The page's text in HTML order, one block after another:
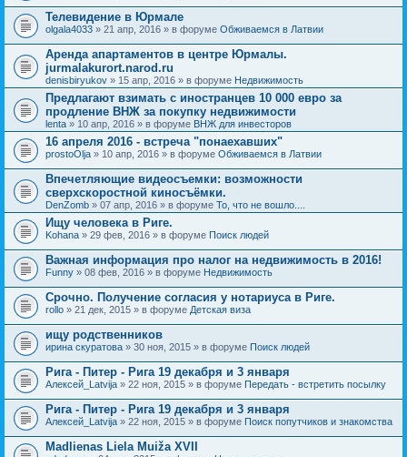
Телевидение в Юрмале
olgala4033 » 21 апр, 2016 » в форуме Обживаемся в Латвии
Аренда апартаментов в центре Юрмалы.
jurmalakurort.narod.ru
denisbiryukov » 15 апр, 2016 » в форуме Недвижимость
Предлагают взимать с иностранцев 10 000 евро за
продление ВНЖ за покупку недвижимости
lenta » 10 апр, 2016 » в форуме ВНЖ для инвесторов
16 апреля 2016 - встреча "понаехавших"
prostoOlja » 10 апр, 2016 » в форуме Обживаемся в Латвии
Впечетляющие видеосъемки: возможности
сверхскоростной киносъёмки.
DenZomb » 07 апр, 2016 » в форуме То, что не вошло....
Ищу человека в Риге.
Kohana » 29 фев, 2016 » в форуме Поиск людей
Важная информация про налог на недвижимость в 2016!
Funny » 08 фев, 2016 » в форуме Недвижимость
Срочно. Получение согласия у нотариуса в Риге.
rollo » 21 дек, 2015 » в форуме Детская виза
ищу родственников
ирина скуратова » 30 ноя, 2015 » в форуме Поиск людей
Рига - Питер - Рига 19 декабря и 3 января
Алексей_Latvija » 22 ноя, 2015 » в форуме Передать - встретить посылку
Рига - Питер - Рига 19 декабря и 3 января
Алексей_Latvija » 22 ноя, 2015 » в форуме Поиск попутчиков и знакомства
Madlienas Liela Muiža XVII